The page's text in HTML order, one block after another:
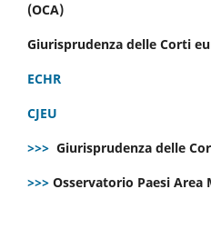
(OCA)
Giurisprudenza delle Corti
ECHR
CJEU
>>> Giurisprudenza delle
>>> Osservatorio Paesi Area